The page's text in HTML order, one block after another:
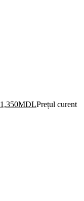
1,350MDLPrețul curent